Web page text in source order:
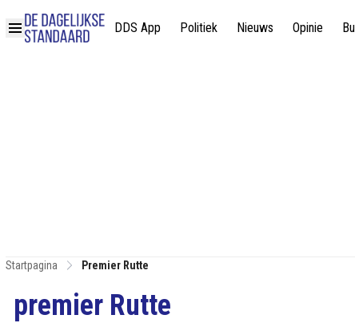
DDS App Politiek Nieuws Opinie
Startpagina Premier Rutte
premier Rutte